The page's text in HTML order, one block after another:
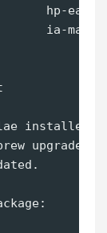
hp-
ia-
installed.
upgrade